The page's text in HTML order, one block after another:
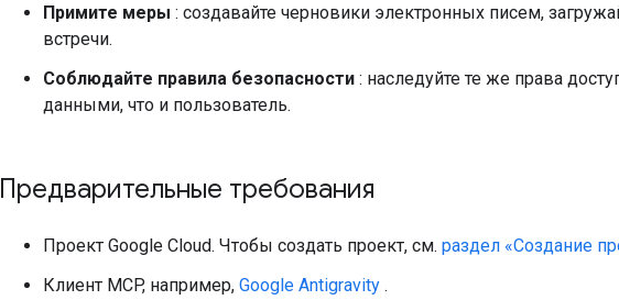
Примите меры : создавайте черновики электронных писем,
встречи.
Соблюдайте правила безопасности : наследуйте те же права
данными, что и пользователь.
Предварительные требования
Проект Google Cloud. Чтобы создать проект, см. раздел «Создание
Клиент MCP, например, Google Antigravity .